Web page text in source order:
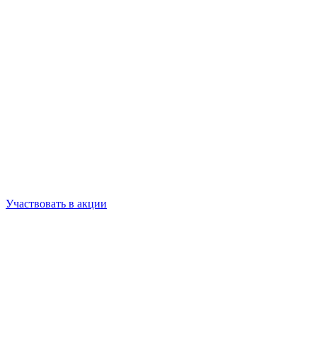
Участвовать в акции